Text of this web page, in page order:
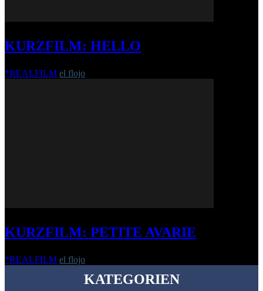
KURZFILM: HELLO
*REALFILM el flojo
KURZFILM: PETITE AVARIE
*REALFILM el flojo
KATEGORIEN